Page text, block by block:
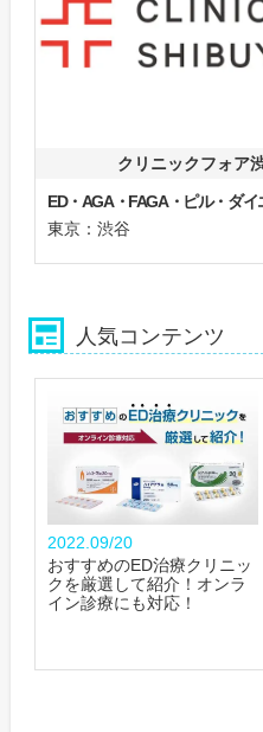
クリニックフォア
ED・AGA・FAGA・ピル・ダイ
東京：渋谷
人気コンテンツ
2022.09/20
おすすめのED治療クリニッ
クを厳選して紹介！オンラ
イン診療にも対応！